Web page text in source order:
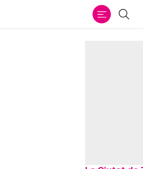
Cercar